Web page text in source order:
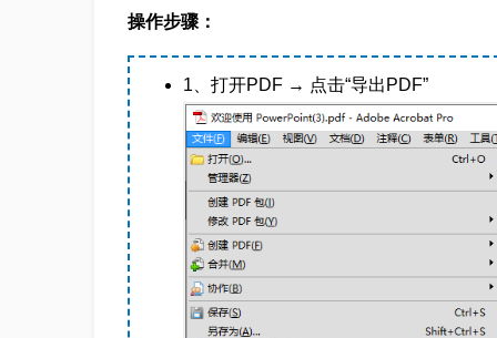
操作步骤：
1、打开PDF → 点击“导出PDF”